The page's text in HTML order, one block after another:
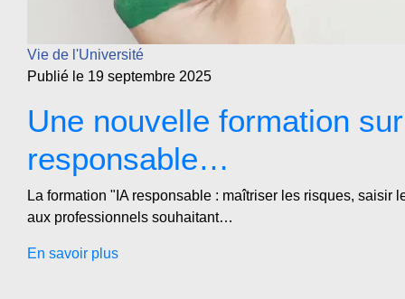
Vie de l'Université
Publié le 19 septembre 2025
Une nouvelle formation sur
responsable…
La formation "IA responsable : maîtriser les risques, saisir
aux professionnels souhaitant…
En savoir plus